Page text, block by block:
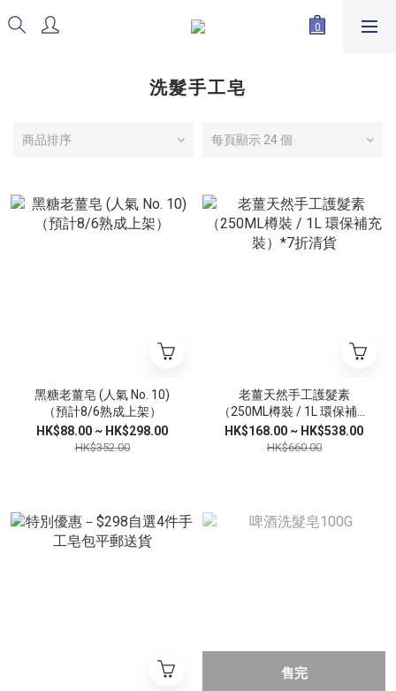
洗髮手工皂
商品排序 每頁顯示 24 個
黑糖老薑皂 (人氣 No. 10)
（預計8/6熟成上架）
HK$88.00 ~ HK$298.00
HK$352.00
老薑天然手工護髮素
（250ML樽裝 / 1L 環保補充
裝）*7折清貨
HK$168.00 ~ HK$538.00
HK$660.00
售完